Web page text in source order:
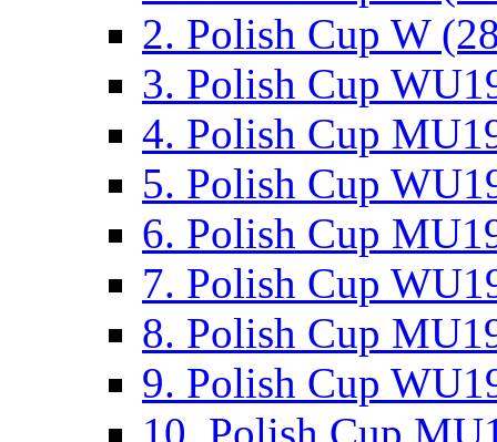
2. Polish Cup W
3. Polish Cup
4. Polish Cup
5. Polish Cup
6. Polish Cup
7. Polish Cup
8. Polish Cup
9. Polish Cup
10. Polish Cup